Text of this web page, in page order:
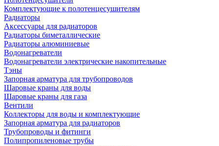
Комплектующие к полотенцесушителям
Радиаторы
Аксессуары для радиаторов
Радиаторы биметаллические
Радиаторы алюминиевые
Водонагреватели
Водонагреватели электрические накопительные
Тэны
Запорная арматура для трубопроводов
Шаровые краны для воды
Шаровые краны для газа
Вентили
Коллекторы для воды и комплектующие
Запорная арматура для радиаторов
Трубопроводы и фитинги
Полипропиленовые трубы